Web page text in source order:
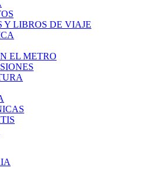
Y LIBROS DE VIAJE
EL METRO